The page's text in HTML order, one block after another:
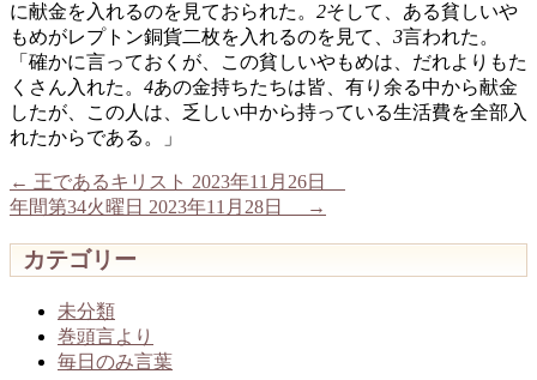
に献金を入れるのを見ておられた。 2そして、ある貧しいや
もめがレプトン銅貨二枚を入れるのを見て、 3言われた。
「確かに言っておくが、この貧しいやもめは、だれよりもた
くさん入れた。 4あの金持ちたちは皆、有り余る中から献金
したが、この人は、乏しい中から持っている生活費を全部入
れたからである。」
← 王であるキリスト 2023年11月26日
年間第34火曜日 2023年11月28日
→
カテゴリー
未分類
巻頭言より
毎日のみ言葉